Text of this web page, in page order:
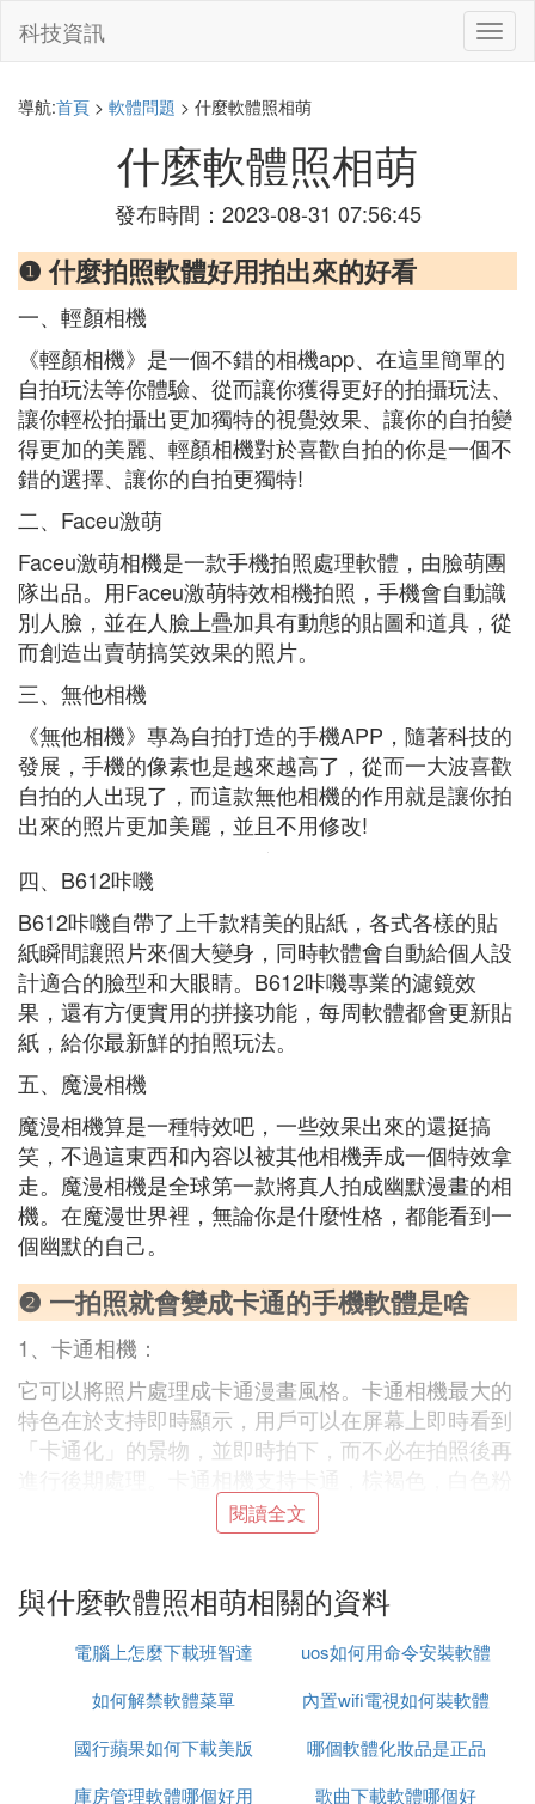
切
換
科技資訊
導航:首頁 > 軟體問題 > 什麼軟體照相萌
什麼軟體照相萌
發布時間：2023-08-31 07:56:45
❶ 什麼拍照軟體好用拍出來的好看
一、輕顏相機
《輕顏相機》是一個不錯的相機app、在這里簡單的
自拍玩法等你體驗、從而讓你獲得更好的拍攝玩法、
讓你輕松拍攝出更加獨特的視覺效果、讓你的自拍變
得更加的美麗、輕顏相機對於喜歡自拍的你是一個不
錯的選擇、讓你的自拍更獨特!
二、Faceu激萌
Faceu激萌相機是一款手機拍照處理軟體，由臉萌團
隊出品。用Faceu激萌特效相機拍照，手機會自動識
別人臉，並在人臉上疊加具有動態的貼圖和道具，從
而創造出賣萌搞笑效果的照片。
三、無他相機
《無他相機》專為自拍打造的手機APP，隨著科技的
發展，手機的像素也是越來越高了，從而一大波喜歡
自拍的人出現了，而這款無他相機的作用就是讓你拍
出來的照片更加美麗，並且不用修改!
四、B612咔嘰
B612咔嘰自帶了上千款精美的貼紙，各式各樣的貼
紙瞬間讓照片來個大變身，同時軟體會自動給個人設
計適合的臉型和大眼睛。B612咔嘰專業的濾鏡效
果，還有方便實用的拼接功能，每周軟體都會更新貼
紙，給你最新鮮的拍照玩法。
五、魔漫相機
魔漫相機算是一種特效吧，一些效果出來的還挺搞
笑，不過這東西和內容以被其他相機弄成一個特效拿
走。魔漫相機是全球第一款將真人拍成幽默漫畫的相
機。在魔漫世界裡，無論你是什麼性格，都能看到一
個幽默的自己。
❷ 一拍照就會變成卡通的手機軟體是啥
1、卡通相機：
它可以將照片處理成卡通漫畫風格。卡通相機最大的
特色在於支持即時顯示，用戶可以在屏幕上即時看到
「卡通化」的景物，並即時拍下，而不必在拍照後再
筆，暗調和彩色邊緣五種效果。
這是一款原創將真人拍成幽默漫畫的手機應用。魔漫
相機拍出的作品不再是照片的翻版，而是具有創作價
值的藝術精品。簡單一拍，生活從此百變起來。可以
制的漫畫圖片。
3、美圖秀秀：
閱讀全文
與什麼軟體照相萌相關的資料
電腦上怎麼下載班智達
的軟體
uos如何用命令安裝軟體
如何解禁軟體菜單
內置wifi電視如何裝軟體
國行蘋果如何下載美版
軟體
哪個軟體化妝品是正品
庫房管理軟體哪個好用
歌曲下載軟體哪個好